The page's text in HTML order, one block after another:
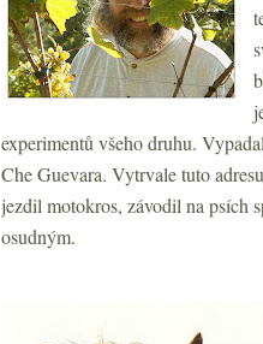
experimentů všeho druhu.
Che Guevara. Vytrvale tuto
jezdil motokros, závodil na psích
osudným.